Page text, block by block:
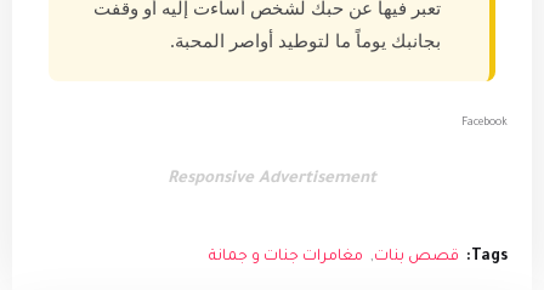
تعبر فيها عن حبك لشخص أساءت إليه أو وقفت
بجانبك يوماً ما لتوطيد أواصر المحبة.
Facebook
Responsive Advertisement
Tags: قصص بنات مغامرات جنات و جمانة